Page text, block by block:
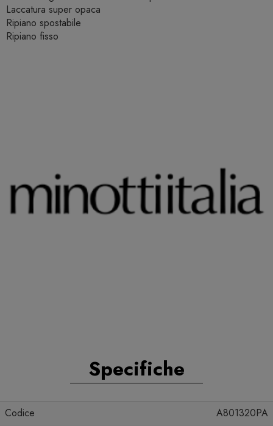
Laccatura super opaca
Ripiano spostabile
Ripiano fisso
Specifiche
Codice
A801320PA